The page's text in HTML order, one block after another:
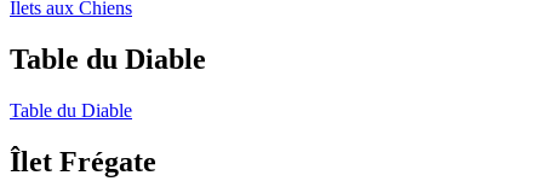
Îlets aux Chiens
Table du Diable
Table du Diable
Îlet Frégate